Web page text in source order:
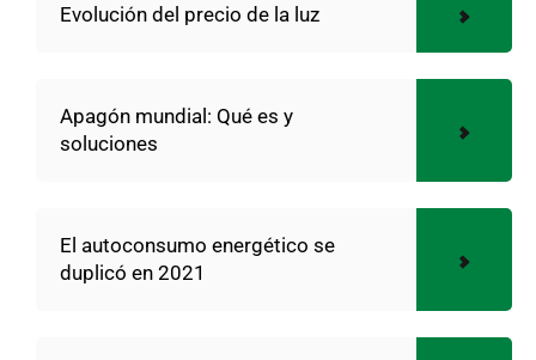
Evolución del precio de la luz
Apagón mundial: Qué es y
soluciones
El autoconsumo energético se
duplicó en 2021